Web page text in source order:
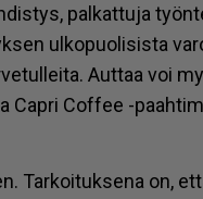
pal­kat­tu­ja
ul­ko­puo­li­sis­ta
Aut­taa voi
Cap­ri Cof­fee -
Tar­koi­tuk­se­na on,